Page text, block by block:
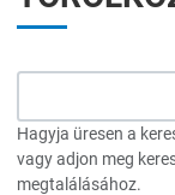
Hagyja üresen a
vagy adjon meg
megtalálásához.